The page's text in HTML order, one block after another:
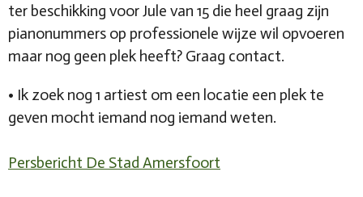
ter beschikking voor Jule van 15 die heel graag zijn
pianonummers op professionele wijze wil opvoeren
maar nog geen plek heeft? Graag contact.
•⁠ Ik zoek nog 1 artiest om een locatie een plek te
geven mocht iemand nog iemand weten.
Persbericht De Stad Amersfoort